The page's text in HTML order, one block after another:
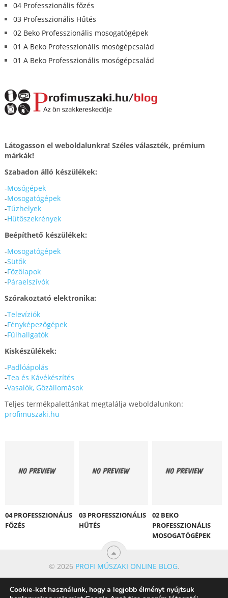
04 Professzionális főzés
03 Professzionális Hűtés
02 Beko Professzionális mosogatógépek
01 A Beko Professzionális mosógépcsalád
01 A Beko Professzionális mosógépcsalád
Látogasson el weboldalunkra! Széles választék, prémium
márkák!
Szabadon álló készülékek:
-Mosógépek
-Mosogatógépek
-Tűzhelyek
-Hűtőszekrények
Beépíthető készülékek:
-Mosogatógépek
-Sütők
-Főzőlapok
-Páraelszívók
Szórakoztató elektronika:
-Televíziók
-Fényképezőgépek
-Fülhallgatók
Kiskészülékek:
-Padlóápolás
-Tea és Kávékészítés
-Vasalók, Gőzállomások
Teljes termékpalettánkat megtalálja weboldalunkon:
profimuszaki.hu
04 PROFESSZIONÁLIS
FŐZÉS
03 PROFESSZIONÁLIS
HŰTÉS
02 BEKO
PROFESSZIONÁLIS
MOSOGATÓGÉPEK
© 2026 PROFI MŰSZAKI ONLINE BLOG.
Cookie-kat használunk, hogy a legjobb élményt nyújtsuk